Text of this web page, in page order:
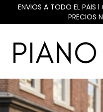
ENVIOS A TODO EL PAIS
PRECIOS